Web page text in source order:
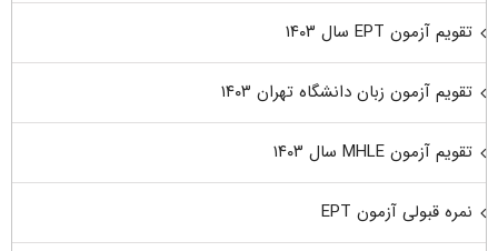
تقویم آزمون EPT سال ۱۴۰۳
تقویم آزمون زبان دانشگاه تهران ۱۴۰۳
تقویم آزمون MHLE سال ۱۴۰۳
نمره قبولی آزمون EPT